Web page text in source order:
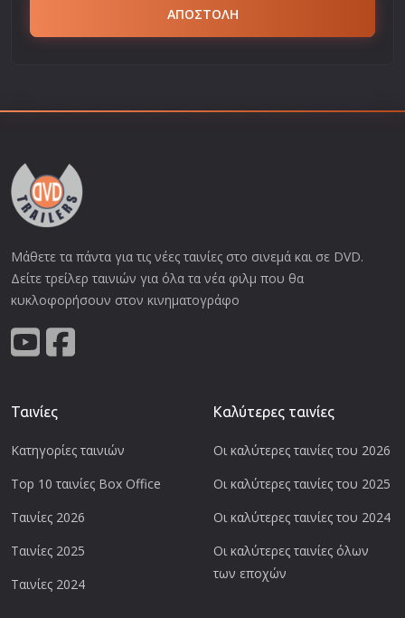
ΑΠΟΣΤΟΛΗ
Μάθετε τα πάντα για τις νέες ταινίες στο σινεμά και σε DVD.
Δείτε τρείλερ ταινιών για όλα τα νέα φιλμ που θα
κυκλοφορήσουν στον κινηματογράφο
Ταινίες
Κατηγορίες ταινιών
Top 10 ταινίες Box Office
Ταινίες 2026
Ταινίες 2025
Ταινίες 2024
Καλύτερες ταινίες
Οι καλύτερες ταινίες του 2026
Οι καλύτερες ταινίες του 2025
Οι καλύτερες ταινίες του 2024
Οι καλύτερες ταινίες όλων
των εποχών